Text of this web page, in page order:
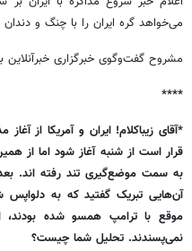
می‌خواهد گره ایران را با چنگ و
مشروح گفت‌وگوی خبرگزاری خبرآنلاین
****
*آقای زیباکلام! ایران و آمریکا از
قرار است از شنبه آغاز شود اما از
به سمت موضع‌گیری تند رفته اند.
آن‌هایی تبریک گفتید که به دلواپس
موقع با ترامپ همسو شده بودند،
نمی‌پسندند. تحلیل شما چیست؟